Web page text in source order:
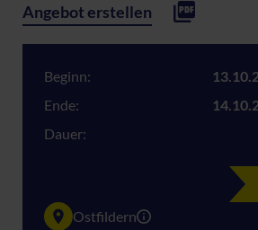
Angebot erstellen
Beginn:
Ende:
Dauer:
Ostfildern